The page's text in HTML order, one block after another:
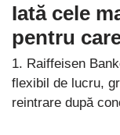
Iată cele
pentru
1. Raiffeisen
flexibil de lucru,
reintrare după